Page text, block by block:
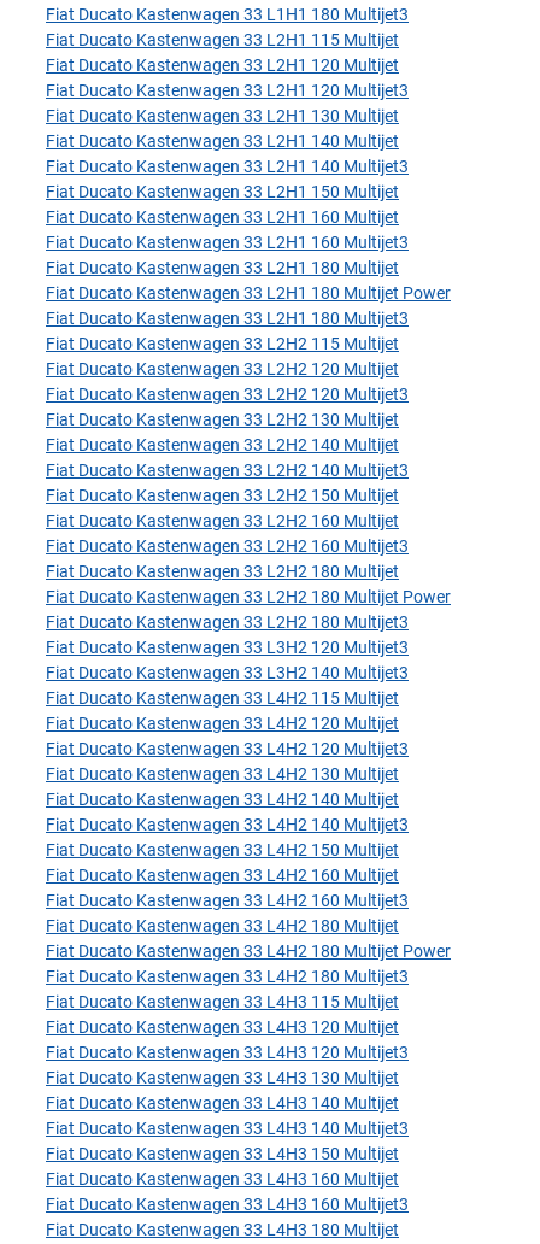
Fiat Ducato Kastenwagen 33 L1H1 180 Multijet3
Fiat Ducato Kastenwagen 33 L2H1 115 Multijet
Fiat Ducato Kastenwagen 33 L2H1 120 Multijet
Fiat Ducato Kastenwagen 33 L2H1 120 Multijet3
Fiat Ducato Kastenwagen 33 L2H1 130 Multijet
Fiat Ducato Kastenwagen 33 L2H1 140 Multijet
Fiat Ducato Kastenwagen 33 L2H1 140 Multijet3
Fiat Ducato Kastenwagen 33 L2H1 150 Multijet
Fiat Ducato Kastenwagen 33 L2H1 160 Multijet
Fiat Ducato Kastenwagen 33 L2H1 160 Multijet3
Fiat Ducato Kastenwagen 33 L2H1 180 Multijet
Fiat Ducato Kastenwagen 33 L2H1 180 Multijet Power
Fiat Ducato Kastenwagen 33 L2H1 180 Multijet3
Fiat Ducato Kastenwagen 33 L2H2 115 Multijet
Fiat Ducato Kastenwagen 33 L2H2 120 Multijet
Fiat Ducato Kastenwagen 33 L2H2 120 Multijet3
Fiat Ducato Kastenwagen 33 L2H2 130 Multijet
Fiat Ducato Kastenwagen 33 L2H2 140 Multijet
Fiat Ducato Kastenwagen 33 L2H2 140 Multijet3
Fiat Ducato Kastenwagen 33 L2H2 150 Multijet
Fiat Ducato Kastenwagen 33 L2H2 160 Multijet
Fiat Ducato Kastenwagen 33 L2H2 160 Multijet3
Fiat Ducato Kastenwagen 33 L2H2 180 Multijet
Fiat Ducato Kastenwagen 33 L2H2 180 Multijet Power
Fiat Ducato Kastenwagen 33 L2H2 180 Multijet3
Fiat Ducato Kastenwagen 33 L3H2 120 Multijet3
Fiat Ducato Kastenwagen 33 L3H2 140 Multijet3
Fiat Ducato Kastenwagen 33 L4H2 115 Multijet
Fiat Ducato Kastenwagen 33 L4H2 120 Multijet
Fiat Ducato Kastenwagen 33 L4H2 120 Multijet3
Fiat Ducato Kastenwagen 33 L4H2 130 Multijet
Fiat Ducato Kastenwagen 33 L4H2 140 Multijet
Fiat Ducato Kastenwagen 33 L4H2 140 Multijet3
Fiat Ducato Kastenwagen 33 L4H2 150 Multijet
Fiat Ducato Kastenwagen 33 L4H2 160 Multijet
Fiat Ducato Kastenwagen 33 L4H2 160 Multijet3
Fiat Ducato Kastenwagen 33 L4H2 180 Multijet
Fiat Ducato Kastenwagen 33 L4H2 180 Multijet Power
Fiat Ducato Kastenwagen 33 L4H2 180 Multijet3
Fiat Ducato Kastenwagen 33 L4H3 115 Multijet
Fiat Ducato Kastenwagen 33 L4H3 120 Multijet
Fiat Ducato Kastenwagen 33 L4H3 120 Multijet3
Fiat Ducato Kastenwagen 33 L4H3 130 Multijet
Fiat Ducato Kastenwagen 33 L4H3 140 Multijet
Fiat Ducato Kastenwagen 33 L4H3 140 Multijet3
Fiat Ducato Kastenwagen 33 L4H3 150 Multijet
Fiat Ducato Kastenwagen 33 L4H3 160 Multijet
Fiat Ducato Kastenwagen 33 L4H3 160 Multijet3
Fiat Ducato Kastenwagen 33 L4H3 180 Multijet